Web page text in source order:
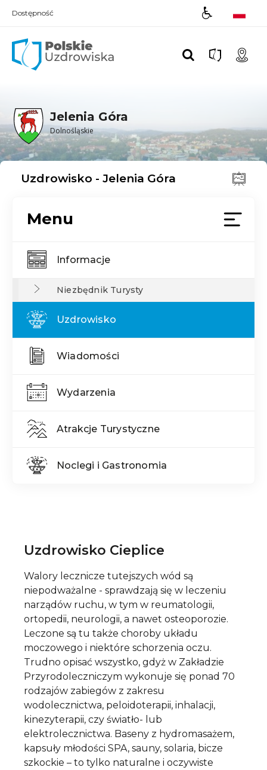
Dostępność
Jelenia Góra
Dolnośląskie
Uzdrowisko - Jelenia Góra
Menu
Informacje
Niezbędnik Turysty
Uzdrowisko
Wiadomości
Wydarzenia
Atrakcje Turystyczne
Noclegi i Gastronomia
Uzdrowisko Cieplice
Walory lecznicze tutejszych wód są
niepodważalne - sprawdzają się w leczeniu
narządów ruchu, w tym w reumatologii,
ortopedii, neurologii, a nawet osteoporozie.
Leczone są tu także choroby układu
moczowego i niektóre schorzenia oczu.
Trudno opisać wszystko, gdyż w Zakładzie
Przyrodoleczniczym wykonuje się ponad 70
rodzajów zabiegów z zakresu
wodolecznictwa, peloidoterapii, inhalacji,
kinezyterapii, czy światło- lub
elektrolecznictwa. Baseny z hydromasażem,
kapsuły młodości SPA, sauny, solaria, bicze
szkockie – to tylko naturalne i oczywiste